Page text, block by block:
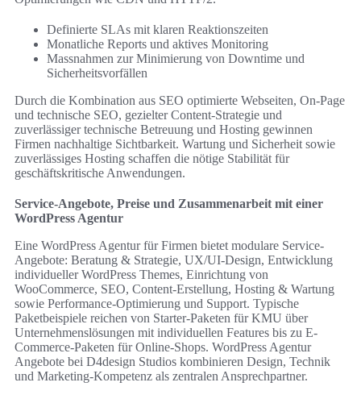
Definierte SLAs mit klaren Reaktionszeiten
Monatliche Reports und aktives Monitoring
Massnahmen zur Minimierung von Downtime und
Sicherheitsvorfällen
Durch die Kombination aus SEO optimierte Webseiten, On-Page
und technische SEO, gezielter Content-Strategie und
zuverlässiger technische Betreuung und Hosting gewinnen
Firmen nachhaltige Sichtbarkeit. Wartung und Sicherheit sowie
zuverlässiges Hosting schaffen die nötige Stabilität für
geschäftskritische Anwendungen.
Service-Angebote, Preise und Zusammenarbeit mit einer
WordPress Agentur
Eine WordPress Agentur für Firmen bietet modulare Service-
Angebote: Beratung & Strategie, UX/UI-Design, Entwicklung
individueller WordPress Themes, Einrichtung von
WooCommerce, SEO, Content-Erstellung, Hosting & Wartung
sowie Performance-Optimierung und Support. Typische
Paketbeispiele reichen von Starter-Paketen für KMU über
Unternehmenslösungen mit individuellen Features bis zu E-
Commerce-Paketen für Online-Shops. WordPress Agentur
Angebote bei D4design Studios kombinieren Design, Technik
und Marketing-Kompetenz als zentralen Ansprechpartner.